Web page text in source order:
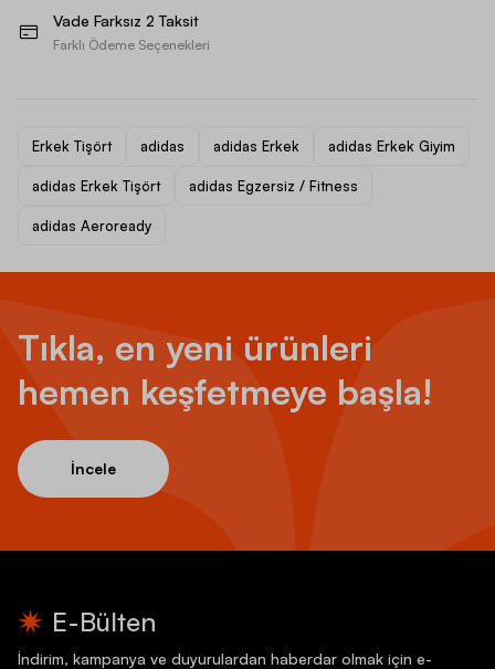
Vade Farksız 2 Taksit
Farklı Ödeme Seçenekleri
Erkek Tişört adidas adidas Erkek adidas Erkek Giyim
adidas Erkek Tişört adidas Egzersiz / Fitness
adidas Aeroready
Tıkla, en yeni ürünleri
hemen keşfetmeye başla!
İncele
E-Bülten
İndirim, kampanya ve duyurulardan haberdar olmak için e-